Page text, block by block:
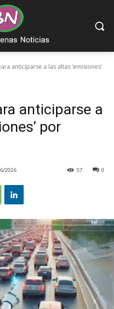
anticiparse a las altas ‘emisiones’
anticiparse a
por
2026 0
57